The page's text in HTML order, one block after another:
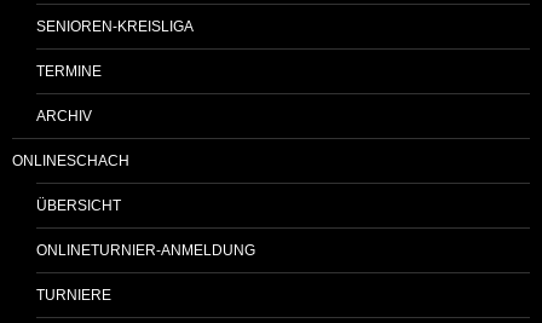
SENIOREN-KREISLIGA
TERMINE
ARCHIV
ONLINESCHACH
ÜBERSICHT
ONLINETURNIER-ANMELDUNG
TURNIERE